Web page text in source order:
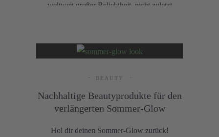
weltweit großer Beliebtheit, nicht zuletzt
dieses Trends reichen weit zurück.
BEAUTY
Nachhaltige Beautyprodukte für den
verlängerten Sommer-Glow
Hol dir deinen Sommer-Glow zurück!